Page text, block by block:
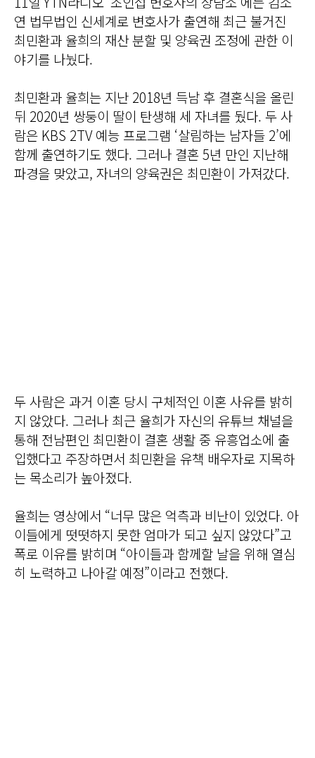
연 법무법인 신세계로 변호사가 출연해 최근 불거진
최민환과 율희의 재산 분할 및 양육권 조정에 관한 이
야기를 나눴다.
최민환과 율희는 지난 2018년 득남 후 결혼식을 올린
뒤 2020년 쌍둥이 딸이 탄생해 세 자녀를 뒀다. 두 사
람은 KBS 2TV 예능 프로그램 ‘살림하는 남자들 2’에
함께 출연하기도 했다. 그러나 결혼 5년 만인 지난해
파경을 맞았고, 자녀의 양육권은 최민환이 가져갔다.
두 사람은 과거 이혼 당시 구체적인 이혼 사유를 밝히
지 않았다. 그러나 최근 율희가 자신의 유튜브 채널을
통해 전남편인 최민환이 결혼 생활 중 유흥업소에 출
입했다고 주장하면서 최민환을 유책 배우자로 지목하
는 목소리가 높아졌다.
율희는 영상에서 “너무 많은 억측과 비난이 있었다. 아
이들에게 떳떳하지 못한 엄마가 되고 싶지 않았다”고
폭로 이유를 밝히며 “아이들과 함께할 날을 위해 열심
히 노력하고 나아갈 예정”이라고 전했다.